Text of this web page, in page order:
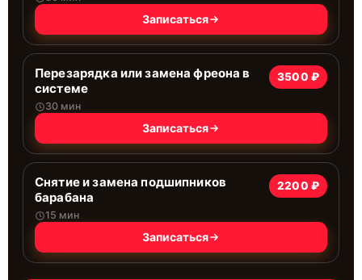
Записаться
Перезарядка или замена фреона в
системе
30 мин
3500 ₽
Записаться
Снятие и замена подшипников
барабана
15 мин
2200 ₽
Записаться